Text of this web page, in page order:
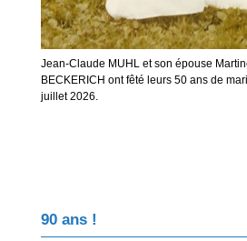
Jean-Claude MUHL et son épouse
BECKERICH ont fêté leurs 50 ans de
juillet 2026.
90 ans !